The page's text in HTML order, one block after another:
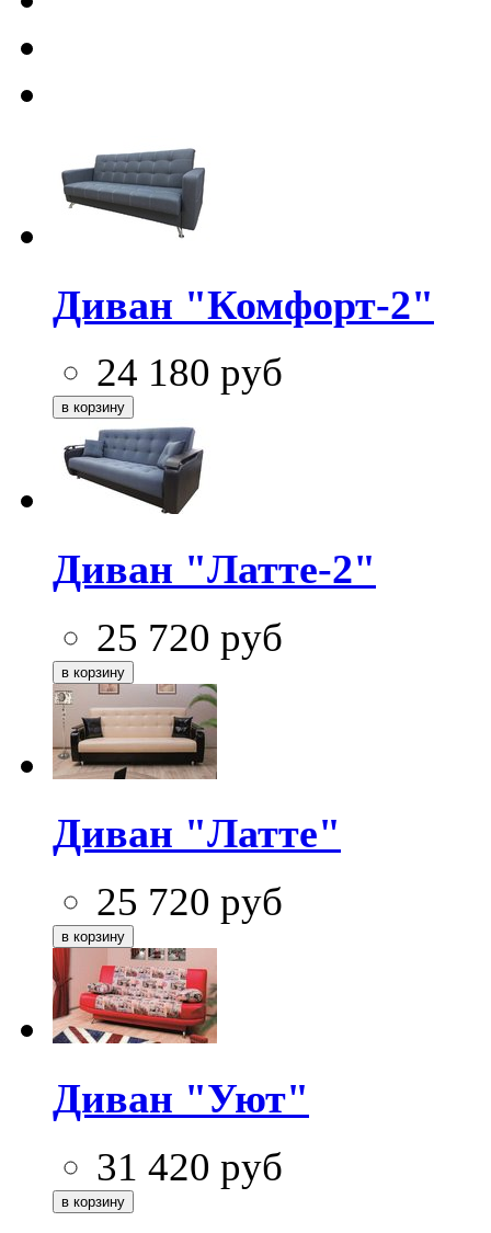
Диван "Комфорт-2"
24 180 руб
Диван "Латте-2"
25 720 руб
Диван "Латте"
25 720 руб
Диван "Уют"
31 420 руб